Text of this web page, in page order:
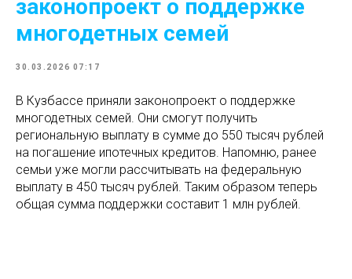
законопроект о поддержке
многодетных семей
30.03.2026 07:17
В Кузбассе приняли законопроект о поддержке
многодетных семей. Они смогут получить
региональную выплату в сумме до 550 тысяч рублей
на погашение ипотечных кредитов. Напомню, ранее
семьи уже могли рассчитывать на федеральную
выплату в 450 тысяч рублей. Таким образом теперь
общая сумма поддержки составит 1 млн рублей.